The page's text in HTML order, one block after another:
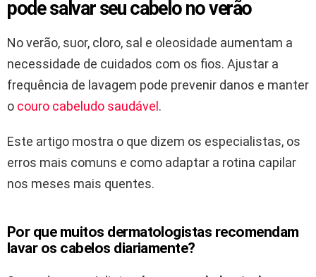
pode salvar seu cabelo no verão
No verão, suor, cloro, sal e oleosidade aumentam a
necessidade de cuidados com os fios. Ajustar a
frequência de lavagem pode prevenir danos e manter
o couro cabeludo saudável .
Este artigo mostra o que dizem os especialistas, os
erros mais comuns e como adaptar a rotina capilar
nos meses mais quentes.
Por que muitos dermatologistas recomendam
lavar os cabelos diariamente?